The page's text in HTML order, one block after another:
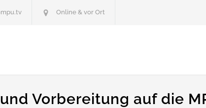
Online & vor Ort
Vorbereitung auf die